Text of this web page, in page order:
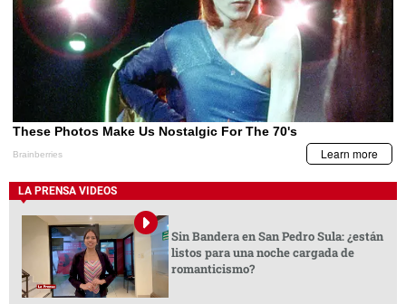
LA PRENSA VIDEOS
Sin Bandera en San Pedro Sula: ¿están
listos para una noche cargada de
romanticismo?